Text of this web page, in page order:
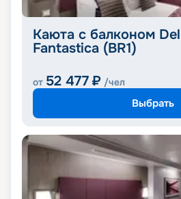
Каюта с балконом
Fantastica (BR1)
от 52 477 ₽ /чел
Выбрать